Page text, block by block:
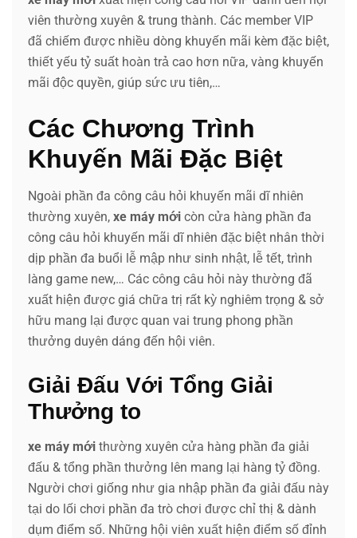
viên thường xuyên & trung thành. Các member VIP
đã chiếm được nhiều dòng khuyến mãi kèm đặc biệt,
thiết yếu tỷ suất hoàn trả cao hơn nữa, vàng khuyến
mãi độc quyền, giúp sức ưu tiên,…
Các Chương Trình
Khuyến Mãi Đặc Biệt
Ngoài phần đa công câu hỏi khuyến mãi dĩ nhiên
thường xuyên, xe máy mới còn cửa hàng phần đa
công câu hỏi khuyến mãi dĩ nhiên đặc biệt nhân thời
dịp phần đa buổi lễ mập như sinh nhật, lễ tết, trình
làng game new,… Các công câu hỏi này thường đã
xuất hiện được giá chữa trị rất kỳ nghiêm trọng & sở
hữu mang lại được quan vai trung phong phần
thưởng duyên dáng đến hội viên.
Giải Đấu Với Tổng Giải
Thưởng to
xe máy mới thường xuyên cửa hàng phần đa giải
đấu & tổng phần thưởng lên mang lại hàng tỷ đồng.
Người chơi giống như gia nhập phần đa giải đấu này
tại do lối chơi phần đa trò chơi được chỉ thị & dành
dụm điểm số. Những hội viên xuất hiện điểm số đỉnh